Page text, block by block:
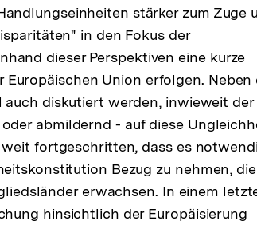
stärker zum Zuge
in den Fokus der
dieser Perspektiven eine kurze
Union erfolgen. Neben
diskutiert werden, inwieweit der
abmildernd - auf diese
fortgeschritten, dass es
Bezug zu nehmen,
erwachsen. In einem
hinsichtlich der Europäisierung